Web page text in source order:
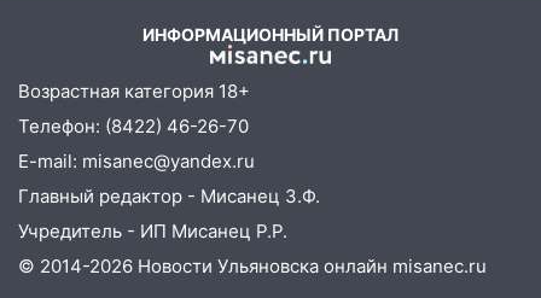
Соцсети: на Рябикова автомобиль
врезался в забор
10:27 Где есть бензин в Ульяновске
днем 6 августа: список АЗС
10:16 Внимание! В Ульяновской области
объявлена ракетная опасность
10:00 В Старомайнском районе утонул
51-летний мужчина
ИНФОРМАЦИОННЫЙ ПОРТАЛ
Возрастная категория 18+
Телефон: (8422) 46-26-70
E-mail: misanec@yandex.ru
Главный редактор - Мисанец З.Ф.
Учредитель - ИП Мисанец Р.Р.
© 2014-2026 Новости Ульяновска онлайн misanec.ru